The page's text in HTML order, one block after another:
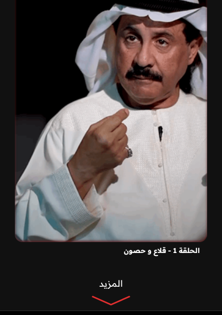
الحلقة 1 - قلاع و حصون
المزيد